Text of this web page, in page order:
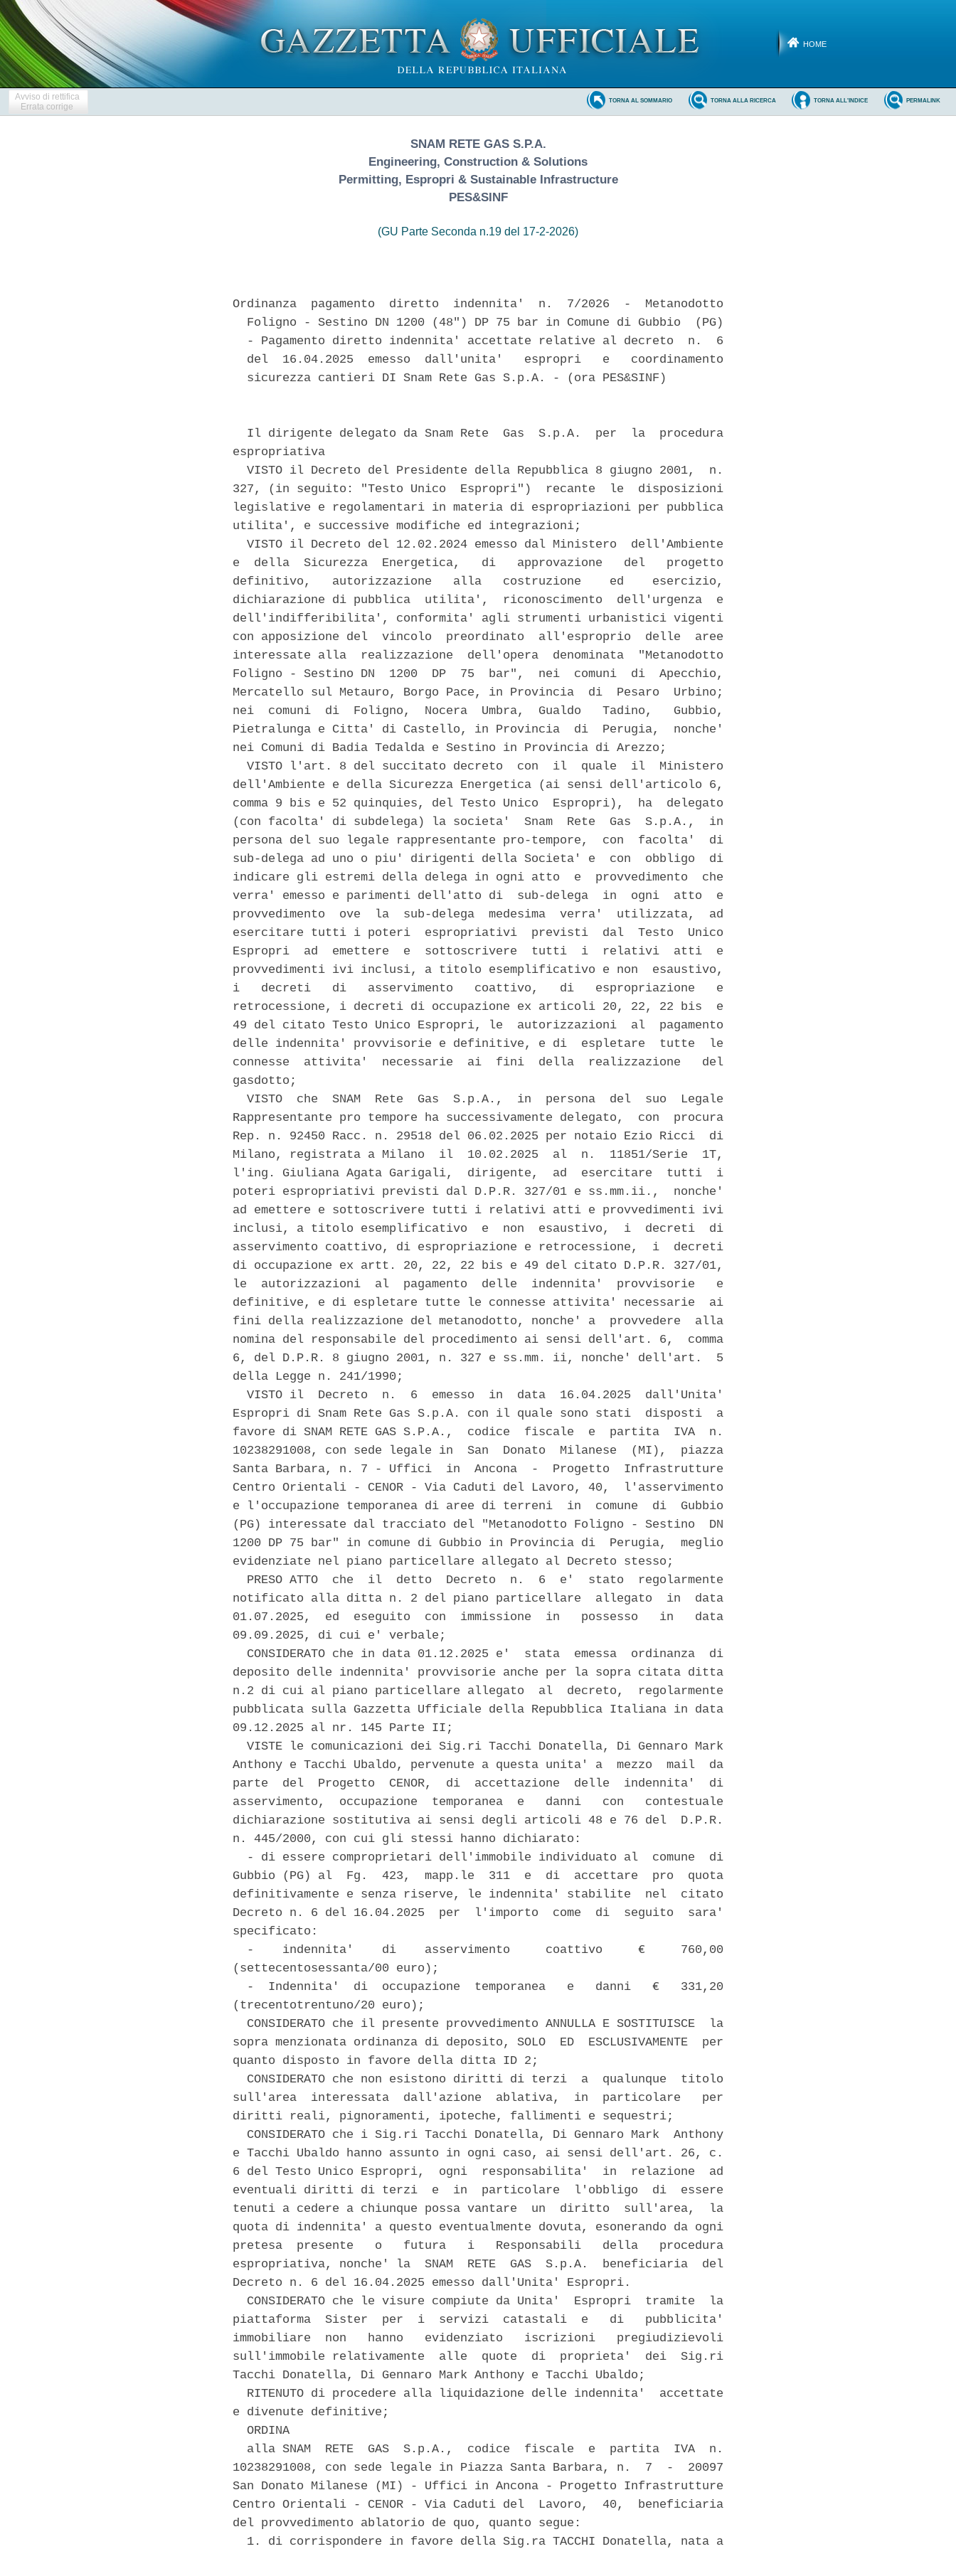
HOME
Avviso di rettifica
Errata corrige
PERMALINK
TORNA ALL'INDICE
TORNA ALLA RICERCA
TORNA AL SOMMARIO
SNAM RETE GAS S.P.A.
Engineering, Construction & Solutions
Permitting, Espropri & Sustainable Infrastructure
PES&SINF
(GU Parte Seconda n.19 del 17-2-2026)
Ordinanza  pagamento  diretto  indennita'  n.  7/2026  -  Metanodotto
  Foligno - Sestino DN 1200 (48") DP 75 bar in Comune di Gubbio  (PG)
  - Pagamento diretto indennita' accettate relative al decreto  n.  6
  del  16.04.2025  emesso  dall'unita'   espropri   e   coordinamento
  sicurezza cantieri DI Snam Rete Gas S.p.A. - (ora PES&SINF)
  Il dirigente delegato da Snam Rete  Gas  S.p.A.  per  la  procedura
espropriativa
  VISTO il Decreto del Presidente della Repubblica 8 giugno 2001,  n.
327, (in seguito: "Testo Unico  Espropri")  recante  le  disposizioni
legislative e regolamentari in materia di espropriazioni per pubblica
utilita', e successive modifiche ed integrazioni;
  VISTO il Decreto del 12.02.2024 emesso dal Ministero  dell'Ambiente
e  della  Sicurezza  Energetica,   di   approvazione   del   progetto
definitivo,   autorizzazione   alla   costruzione    ed    esercizio,
dichiarazione di pubblica  utilita',  riconoscimento  dell'urgenza  e
dell'indifferibilita', conformita' agli strumenti urbanistici vigenti
con apposizione del  vincolo  preordinato  all'esproprio  delle  aree
interessate alla  realizzazione  dell'opera  denominata  "Metanodotto
Foligno - Sestino DN  1200  DP  75  bar",  nei  comuni  di  Apecchio,
Mercatello sul Metauro, Borgo Pace, in Provincia  di  Pesaro  Urbino;
nei  comuni  di  Foligno,  Nocera  Umbra,  Gualdo   Tadino,   Gubbio,
Pietralunga e Citta' di Castello, in Provincia  di  Perugia,  nonche'
nei Comuni di Badia Tedalda e Sestino in Provincia di Arezzo;
  VISTO l'art. 8 del succitato decreto  con  il  quale  il  Ministero
dell'Ambiente e della Sicurezza Energetica (ai sensi dell'articolo 6,
comma 9 bis e 52 quinquies, del Testo Unico  Espropri),  ha  delegato
(con facolta' di subdelega) la societa'  Snam  Rete  Gas  S.p.A.,  in
persona del suo legale rappresentante pro-tempore,  con  facolta'  di
sub-delega ad uno o piu' dirigenti della Societa' e  con  obbligo  di
indicare gli estremi della delega in ogni atto  e  provvedimento  che
verra' emesso e parimenti dell'atto di  sub-delega  in  ogni  atto  e
provvedimento  ove  la  sub-delega  medesima  verra'  utilizzata,  ad
esercitare tutti i poteri  espropriativi  previsti  dal  Testo  Unico
Espropri  ad  emettere  e  sottoscrivere  tutti  i  relativi  atti  e
provvedimenti ivi inclusi, a titolo esemplificativo e non  esaustivo,
i   decreti   di   asservimento   coattivo,   di   espropriazione   e
retrocessione, i decreti di occupazione ex articoli 20, 22, 22 bis  e
49 del citato Testo Unico Espropri, le  autorizzazioni  al  pagamento
delle indennita' provvisorie e definitive, e di  espletare  tutte  le
connesse  attivita'  necessarie  ai  fini  della  realizzazione   del
gasdotto;
  VISTO  che  SNAM  Rete  Gas  S.p.A.,  in  persona  del  suo  Legale
Rappresentante pro tempore ha successivamente delegato,  con  procura
Rep. n. 92450 Racc. n. 29518 del 06.02.2025 per notaio Ezio Ricci  di
Milano, registrata a Milano  il  10.02.2025  al  n.  11851/Serie  1T,
l'ing. Giuliana Agata Garigali,  dirigente,  ad  esercitare  tutti  i
poteri espropriativi previsti dal D.P.R. 327/01 e ss.mm.ii.,  nonche'
ad emettere e sottoscrivere tutti i relativi atti e provvedimenti ivi
inclusi, a titolo esemplificativo  e  non  esaustivo,  i  decreti  di
asservimento coattivo, di espropriazione e retrocessione,  i  decreti
di occupazione ex artt. 20, 22, 22 bis e 49 del citato D.P.R. 327/01,
le  autorizzazioni  al  pagamento  delle  indennita'  provvisorie   e
definitive, e di espletare tutte le connesse attivita' necessarie  ai
fini della realizzazione del metanodotto, nonche' a  provvedere  alla
nomina del responsabile del procedimento ai sensi dell'art. 6,  comma
6, del D.P.R. 8 giugno 2001, n. 327 e ss.mm. ii, nonche' dell'art.  5
della Legge n. 241/1990;
  VISTO il  Decreto  n.  6  emesso  in  data  16.04.2025  dall'Unita'
Espropri di Snam Rete Gas S.p.A. con il quale sono stati  disposti  a
favore di SNAM RETE GAS S.P.A.,  codice  fiscale  e  partita  IVA  n.
10238291008, con sede legale in  San  Donato  Milanese  (MI),  piazza
Santa Barbara, n. 7 - Uffici  in  Ancona  -  Progetto  Infrastrutture
Centro Orientali - CENOR - Via Caduti del Lavoro, 40,  l'asservimento
e l'occupazione temporanea di aree di terreni  in  comune  di  Gubbio
(PG) interessate dal tracciato del "Metanodotto Foligno - Sestino  DN
1200 DP 75 bar" in comune di Gubbio in Provincia di  Perugia,  meglio
evidenziate nel piano particellare allegato al Decreto stesso;
  PRESO ATTO  che  il  detto  Decreto  n.  6  e'  stato  regolarmente
notificato alla ditta n. 2 del piano particellare  allegato  in  data
01.07.2025,  ed  eseguito  con  immissione  in   possesso   in   data
09.09.2025, di cui e' verbale;
  CONSIDERATO che in data 01.12.2025 e'  stata  emessa  ordinanza  di
deposito delle indennita' provvisorie anche per la sopra citata ditta
n.2 di cui al piano particellare allegato  al  decreto,  regolarmente
pubblicata sulla Gazzetta Ufficiale della Repubblica Italiana in data
09.12.2025 al nr. 145 Parte II;
  VISTE le comunicazioni dei Sig.ri Tacchi Donatella, Di Gennaro Mark
Anthony e Tacchi Ubaldo, pervenute a questa unita' a  mezzo  mail  da
parte  del  Progetto  CENOR,  di  accettazione  delle  indennita'  di
asservimento,  occupazione  temporanea  e   danni   con   contestuale
dichiarazione sostitutiva ai sensi degli articoli 48 e 76 del  D.P.R.
n. 445/2000, con cui gli stessi hanno dichiarato:
  - di essere comproprietari dell'immobile individuato al  comune  di
Gubbio (PG) al  Fg.  423,  mapp.le  311  e  di  accettare  pro  quota
definitivamente e senza riserve, le indennita' stabilite  nel  citato
Decreto n. 6 del 16.04.2025  per  l'importo  come  di  seguito  sara'
specificato:
  -    indennita'    di    asservimento     coattivo     €     760,00
(settecentosessanta/00 euro);
  -  Indennita'  di  occupazione  temporanea   e   danni   €   331,20
(trecentotrentuno/20 euro);
  CONSIDERATO che il presente provvedimento ANNULLA E SOSTITUISCE  la
sopra menzionata ordinanza di deposito, SOLO  ED  ESCLUSIVAMENTE  per
quanto disposto in favore della ditta ID 2;
  CONSIDERATO che non esistono diritti di terzi  a  qualunque  titolo
sull'area  interessata  dall'azione  ablativa,  in  particolare   per
diritti reali, pignoramenti, ipoteche, fallimenti e sequestri;
  CONSIDERATO che i Sig.ri Tacchi Donatella, Di Gennaro Mark  Anthony
e Tacchi Ubaldo hanno assunto in ogni caso, ai sensi dell'art. 26, c.
6 del Testo Unico Espropri,  ogni  responsabilita'  in  relazione  ad
eventuali diritti di terzi  e  in  particolare  l'obbligo  di  essere
tenuti a cedere a chiunque possa vantare  un  diritto  sull'area,  la
quota di indennita' a questo eventualmente dovuta, esonerando da ogni
pretesa  presente   o   futura   i   Responsabili   della   procedura
espropriativa, nonche' la  SNAM  RETE  GAS  S.p.A.  beneficiaria  del
Decreto n. 6 del 16.04.2025 emesso dall'Unita' Espropri.
  CONSIDERATO che le visure compiute da Unita'  Espropri  tramite  la
piattaforma  Sister  per  i  servizi  catastali  e   di   pubblicita'
immobiliare  non   hanno   evidenziato   iscrizioni   pregiudizievoli
sull'immobile relativamente  alle  quote  di  proprieta'  dei  Sig.ri
Tacchi Donatella, Di Gennaro Mark Anthony e Tacchi Ubaldo;
  RITENUTO di procedere alla liquidazione delle indennita'  accettate
e divenute definitive;
  ORDINA
  alla SNAM  RETE  GAS  S.p.A.,  codice  fiscale  e  partita  IVA  n.
10238291008, con sede legale in Piazza Santa Barbara, n.  7  -  20097
San Donato Milanese (MI) - Uffici in Ancona - Progetto Infrastrutture
Centro Orientali - CENOR - Via Caduti del  Lavoro,  40,  beneficiaria
del provvedimento ablatorio de quo, quanto segue:
  1. di corrispondere in favore della Sig.ra TACCHI Donatella, nata a